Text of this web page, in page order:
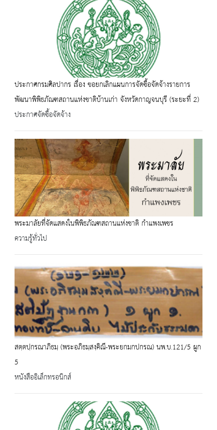
ประกาศกรมศิลปากร เรื่อง ขอยกเลิกแผนการจัดซื้อจัดจ้างรายการ
พัฒนาพิพิธภัณฑสถานแห่งชาติบ้านเก่า จังหวัดกาญจนบุรี (ระยะที่ 2)
ประกาศจัดซื้อจัดจ้าง
พระมาลัยที่จัดแสดงในพิพิธภัณฑสถานแห่งชาติ กำแพงเพชร
ความรู้ทั่วไป
สตฺตปฺกรณาภิธมฺ (พระอภิธมฺสงฺคิณี-พระยกมกปกรณ) นพ.บ.121/5 ผูก
5
หนังสืออิเล็กทรอนิกส์